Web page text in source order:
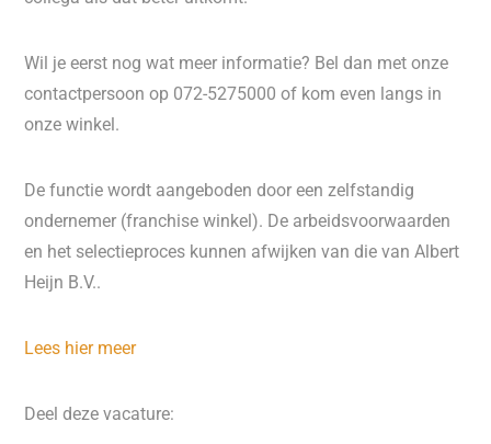
Wil je eerst nog wat meer informatie? Bel dan met onze
contactpersoon op 072-5275000 of kom even langs in
onze winkel.
De functie wordt aangeboden door een zelfstandig
ondernemer (franchise winkel). De arbeidsvoorwaarden
en het selectieproces kunnen afwijken van die van Albert
Heijn B.V..
Lees hier meer
Deel deze vacature: